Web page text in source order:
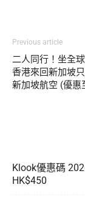
Previous article
二人同行！坐全
香港來回新加坡
新加坡航空 (優惠
Klook優惠碼
HK$450